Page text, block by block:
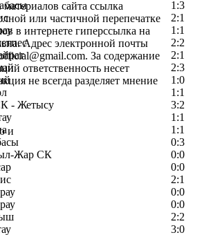
1:3
2:1
1:1
2:2
2:1
2:3
1:0
1:1
- Жетысу
3:2
1:1
1:1
0:3
Жар СК
0:0
0:0
2:1
0:0
0:0
2:2
3:0
сайта ссылка
или частичной перепечатке
в интернете гиперссылка на
Адрес электронной почты
За содержание
ответственность несет
не всегда разделяет мнение
и